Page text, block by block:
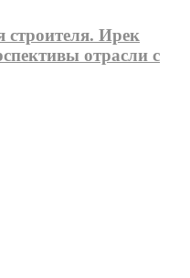
строителя. Ирек
отрасли с